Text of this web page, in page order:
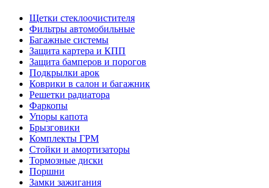
Щетки стеклоочистителя
Фильтры автомобильные
Багажные системы
Защита картера и КПП
Защита бамперов и порогов
Подкрылки арок
Коврики в салон и багажник
Решетки радиатора
Фаркопы
Упоры капота
Брызговики
Комплекты ГРМ
Стойки и амортизаторы
Тормозные диски
Поршни
Замки зажигания